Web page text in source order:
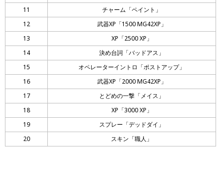
11
チャーム「ペイント」
12
武器XP「1500 MG42XP」
13
XP「2500 XP」
14
決め台詞「バッドアス」
15
オペレーターイントロ「ポストアップ」
16
武器XP「2000 MG42XP」
17
とどめの一撃「メイス」
18
XP「3000 XP」
19
スプレー「デッドダイ」
20
スキン「職人」